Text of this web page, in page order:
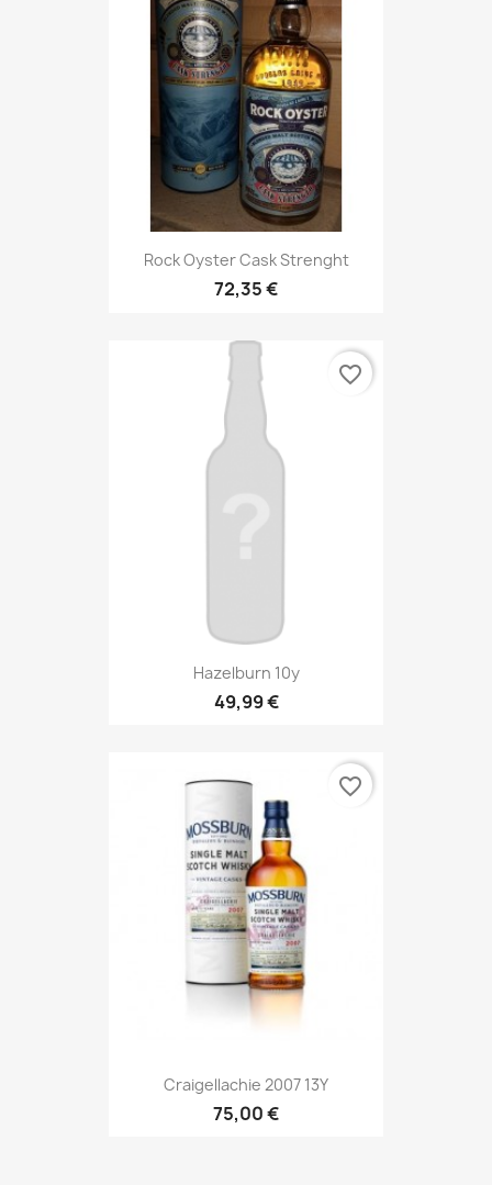
Rock Oyster Cask Strenght
72,35 €
Hazelburn 10y
49,99 €
favorite_border
Craigellachie 2007 13Y
75,00 €
favorite_border